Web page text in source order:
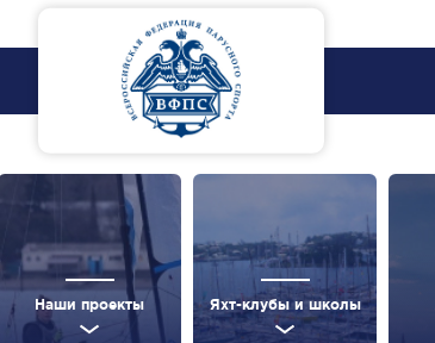
Наши проекты Яхт-клубы и школы